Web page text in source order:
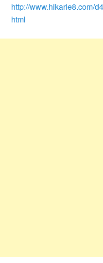
http://www.hikarie8.com/
html